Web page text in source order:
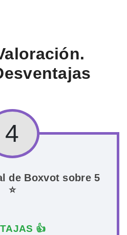
4
de Boxvot sobre 5
⭐
👍